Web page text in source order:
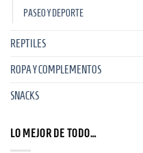
PASEO Y DEPORTE
REPTILES
ROPA Y COMPLEMENTOS
SNACKS
LO MEJOR DE TODO…